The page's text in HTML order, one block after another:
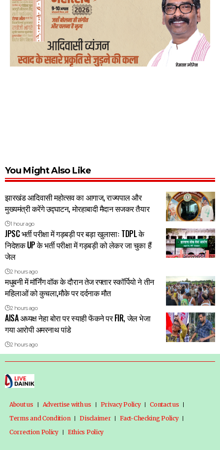
You Might Also Like
झारखंड आदिवासी महोत्सव का आगाज, राज्यपाल और
मुख्यमंत्री करेंगे उद्घाटन, मोरहाबादी मैदान सजकर तैयार
1 hour ago
JPSC भर्ती परीक्षा में गड़बड़ी पर बड़ा खुलासाः TDPL के
निदेशक UP के भर्ती परीक्षा में गड़बड़ी को लेकर जा चुका हैं
जेल
2 hours ago
मधुबनी में मॉर्निंग वॉक के दौरान तेज रफ्तार स्कॉर्पियो ने तीन
महिलाओं को कुचला,मौके पर दर्दनाक मौत
2 hours ago
AISA अध्यक्ष नेहा बोरा पर स्याही फेंकने पर FIR, जेल भेजा
गया आरोपी अमरनाथ पांडे
2 hours ago
About us Advertise with us Privacy Policy
Contact us
Terms and Condition
Disclaimer
Fact-Checking Policy
Correction Policy
Ethics Policy